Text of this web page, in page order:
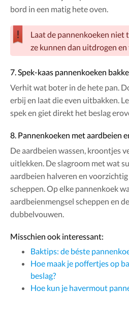
bord in een matig hete oven.
Laat de pannenkoeken niet
ze kunnen dan uitdrogen
7. Spek-kaas pannenkoeken
Verhit wat boter in de hete pan.
erbij en laat die even uitbakken.
spek en giet direkt het beslag
8. Pannenkoeken met aardbeien
De aardbeien wassen, kroontjes
uitlekken. De slagroom met wat
aardbeien halveren en
scheppen. Op elke pannenkoek
aardbeienmengsel scheppen en
dubbelvouwen.
Misschien ook interessant:
Baktips: de béste
Hoe maak je poffertjes op
beslag?
Hoe kun je havermout